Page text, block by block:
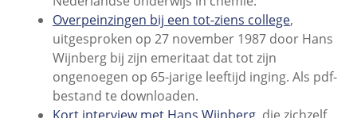
Overpeinzingen bij een tot-ziens college,
uitgesproken op 27 november 1987 door Hans
Wijnberg bij zijn emeritaat dat tot zijn
ongenoegen op 65-jarige leeftijd inging. Als pdf-
bestand te downloaden.
Kort interview met Hans Wijnberg, die zichzelf